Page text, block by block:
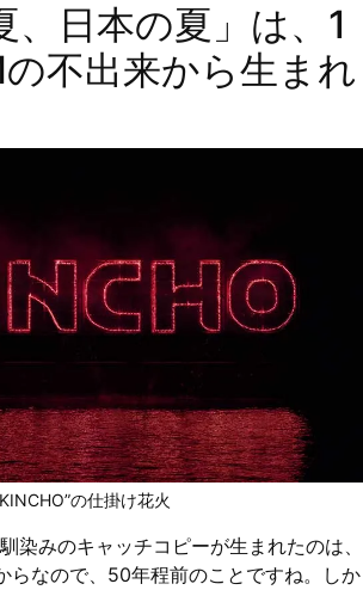
、日本の夏」は、1
不出来から生まれ
の仕掛け花火
染みのキャッチコピーが生まれたのは、
らなので、50年程前のことですね。しか